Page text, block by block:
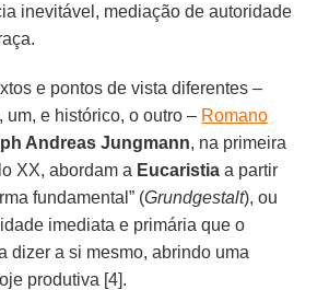
inevitável, mediação de autoridade
e pontos de vista diferentes –
um, e histórico, o outro – Romano
Andreas Jungmann, na primeira
XX, abordam a Eucaristia a partir
fundamental” (Grundgestalt), ou
imediata e primária que o
dizer a si mesmo, abrindo uma
produtiva [4].